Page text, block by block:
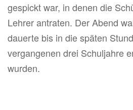
gespickt war, in denen die
Lehrer antraten. Der Abend
dauerte bis in die späten
vergangenen drei Schuljahre
wurden.